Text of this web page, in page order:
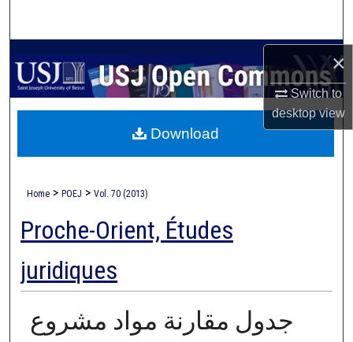
×
Switch to
desktopview
My Account
About
Home > POEJ > Vol. 70 (2013)
Proche-Orient, Études
juridiques
جدول مقارنة مواد مشروع
Download